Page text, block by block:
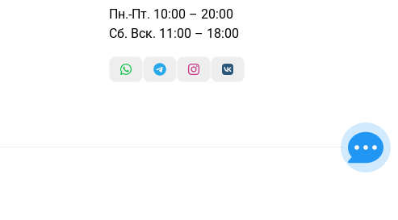
Пн.-Пт. 10:00 – 20:00
Сб. Вск. 11:00 – 18:00